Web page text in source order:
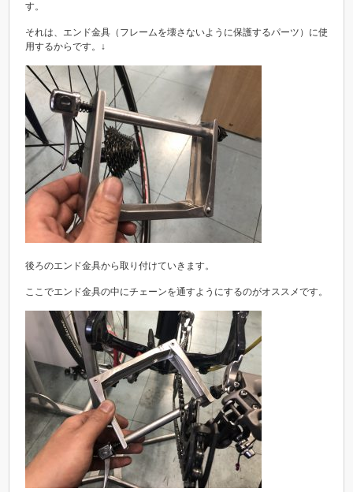
す。
それは、エンド金具（フレームを壊さないように保護するパーツ）に使
用するからです。↓
後ろのエンド金具から取り付けていきます。
ここでエンド金具の中にチェーンを通すようにするのがオススメです。